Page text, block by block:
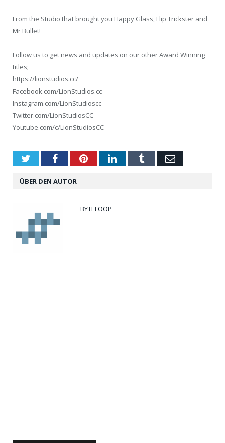
From the Studio that brought you Happy Glass, Flip Trickster and
Mr Bullet!
Follow us to get news and updates on our other Award Winning
titles;
https://lionstudios.cc/
Facebook.com/LionStudios.cc
Instagram.com/LionStudioscc
Twitter.com/LionStudiosCC
Youtube.com/c/LionStudiosCC
TwitterFacebookPinterestLinkedInTumblrEmail
ÜBER DEN AUTOR
BYTELOOP